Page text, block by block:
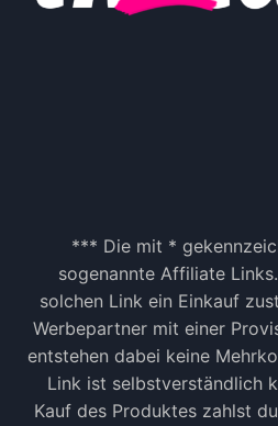
*** Die mit *
sogenannte Affiliate
solchen Link ein Einkauf
Werbepartner mit einer
entstehen dabei keine
Link ist selbstverständlich
Kauf des Produktes zahlst